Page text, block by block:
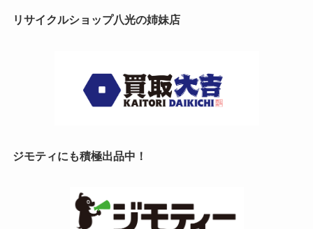
リサイクルショップ八光の姉妹店
ジモティにも積極出品中！